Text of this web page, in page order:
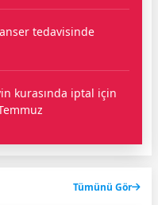
tedavisinde
kurasında iptal için
Tümünü Gör